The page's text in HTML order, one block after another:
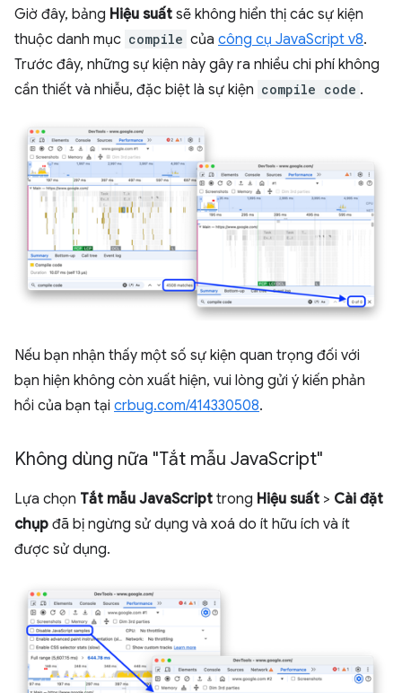
Giờ đây, bảng Hiệu suất sẽ không hiển thị các sự kiện
thuộc danh mục compile của công cụ JavaScript v8.
Trước đây, những sự kiện này gây ra nhiều chi phí không
cần thiết và nhiễu, đặc biệt là sự kiện compile code .
Nếu bạn nhận thấy một số sự kiện quan trọng đối với
bạn hiện không còn xuất hiện, vui lòng gửi ý kiến phản
hồi của bạn tại crbug.com/414330508.
Không dùng nữa "Tắt mẫu JavaScript"
Lựa chọn Tắt mẫu JavaScript trong Hiệu suất > Cài đặt
chụp đã bị ngừng sử dụng và xoá do ít hữu ích và ít
được sử dụng.